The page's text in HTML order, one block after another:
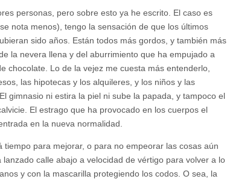
personas, pero sobre esto ya he escrito. El caso es
nota menos), tengo la sensación de que los últimos
sido años. Están todos más gordos, y también más
la nevera llena y del aburrimiento que ha empujado a
chocolate. Lo de la vejez me cuesta más entenderlo,
las hipotecas y los alquileres, y los niños y las
gimnasio ni estira la piel ni sube la papada, y tampoco el
El estrago que ha provocado en los cuerpos el
en la nueva normalidad.
para mejorar, o para no empeorar las cosas aún
calle abajo a velocidad de vértigo para volver a lo
y con la mascarilla protegiendo los codos. O sea, la